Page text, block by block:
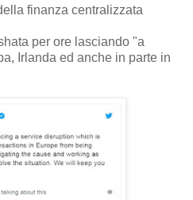
finanza centralizzata
per ore lasciando "a
Irlanda ed anche in parte in